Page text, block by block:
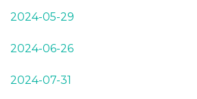
2024-05-29
2024-06-26
2024-07-31